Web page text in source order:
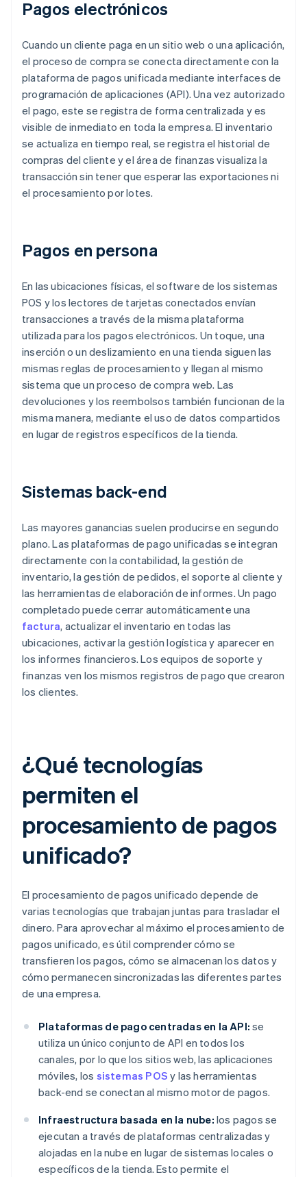
Pagos electrónicos
Cuando un cliente paga en un sitio web o una aplicación,
el proceso de compra se conecta directamente con la
plataforma de pagos unificada mediante interfaces de
programación de aplicaciones (API). Una vez autorizado
el pago, este se registra de forma centralizada y es
visible de inmediato en toda la empresa. El inventario
se actualiza en tiempo real, se registra el historial de
compras del cliente y el área de finanzas visualiza la
transacción sin tener que esperar las exportaciones ni
el procesamiento por lotes.
Pagos en persona
En las ubicaciones físicas, el software de los sistemas
POS y los lectores de tarjetas conectados envían
transacciones a través de la misma plataforma
utilizada para los pagos electrónicos. Un toque, una
inserción o un deslizamiento en una tienda siguen las
mismas reglas de procesamiento y llegan al mismo
sistema que un proceso de compra web. Las
devoluciones y los reembolsos también funcionan de la
misma manera, mediante el uso de datos compartidos
en lugar de registros específicos de la tienda.
Sistemas back-end
Las mayores ganancias suelen producirse en segundo
plano. Las plataformas de pago unificadas se integran
directamente con la contabilidad, la gestión de
inventario, la gestión de pedidos, el soporte al cliente y
las herramientas de elaboración de informes. Un pago
completado puede cerrar automáticamente una
factura, actualizar el inventario en todas las
ubicaciones, activar la gestión logística y aparecer en
los informes financieros. Los equipos de soporte y
finanzas ven los mismos registros de pago que crearon
los clientes.
¿Qué tecnologías
permiten el
procesamiento de pagos
unificado?
El procesamiento de pagos unificado depende de
varias tecnologías que trabajan juntas para trasladar el
dinero. Para aprovechar al máximo el procesamiento de
pagos unificado, es útil comprender cómo se
transfieren los pagos, cómo se almacenan los datos y
cómo permanecen sincronizadas las diferentes partes
de una empresa.
Plataformas de pago centradas en la API: se
utiliza un único conjunto de API en todos los
canales, por lo que los sitios web, las aplicaciones
móviles, los sistemas POS y las herramientas
back-end se conectan al mismo motor de pagos.
Infraestructura basada en la nube: los pagos se
ejecutan a través de plataformas centralizadas y
alojadas en la nube en lugar de sistemas locales o
específicos de la tienda. Esto permite el